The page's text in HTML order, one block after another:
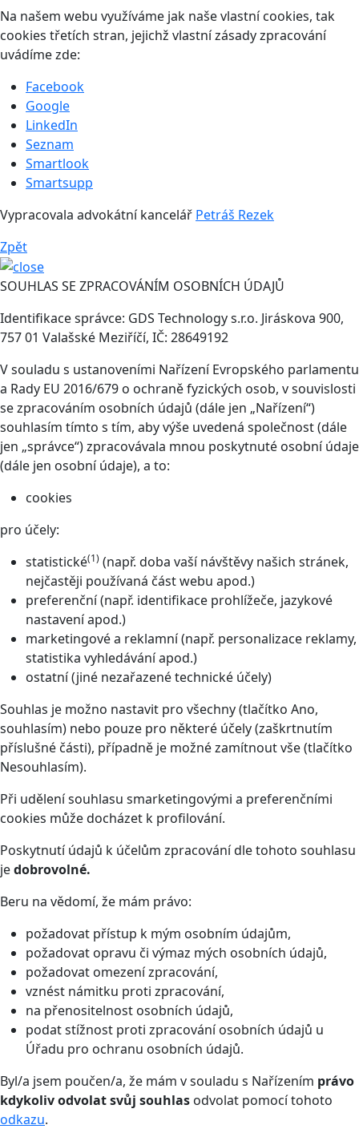
Na našem webu využíváme jak naše vlastní cookies, tak
cookies třetích stran, jejichž vlastní zásady zpracování
uvádíme zde:
Facebook
Google
LinkedIn
Seznam
Smartlook
Smartsupp
Vypracovala advokátní kancelář Petráš Rezek
Zpět
SOUHLAS SE ZPRACOVÁNÍM OSOBNÍCH ÚDAJŮ
Identifikace správce: GDS Technology s.r.o. Jiráskova 900,
757 01 Valašské Meziříčí, IČ: 28649192
V souladu s ustanoveními Nařízení Evropského parlamentu
a Rady EU 2016/679 o ochraně fyzických osob, v souvislosti
se zpracováním osobních údajů (dále jen „Nařízení“)
souhlasím tímto s tím, aby výše uvedená společnost (dále
jen „správce“) zpracovávala mnou poskytnuté osobní údaje
(dále jen osobní údaje), a to:
cookies
pro účely:
statistické(1) (např. doba vaší návštěvy našich stránek,
nejčastěji používaná část webu apod.)
preferenční (např. identifikace prohlížeče, jazykové
nastavení apod.)
marketingové a reklamní (např. personalizace reklamy,
statistika vyhledávání apod.)
ostatní (jiné nezařazené technické účely)
Souhlas je možno nastavit pro všechny (tlačítko Ano,
souhlasím) nebo pouze pro některé účely (zaškrtnutím
příslušné části), případně je možné zamítnout vše (tlačítko
Nesouhlasím).
Při udělení souhlasu smarketingovými a preferenčními
cookies může docházet k profilování.
Poskytnutí údajů k účelům zpracování dle tohoto souhlasu
jedobrovolné.
Beru na vědomí, že mám právo:
požadovat přístup k mým osobním údajům,
požadovat opravu či výmaz mých osobních údajů,
požadovat omezení zpracování,
vznést námitku proti zpracování,
na přenositelnost osobních údajů,
podat stížnost proti zpracování osobních údajů u
Úřadu pro ochranu osobních údajů.
Byl/a jsem poučen/a, že mám v souladu s Nařízením právo
kdykoliv odvolat svůj souhlas odvolat pomocí tohoto
odkazu.